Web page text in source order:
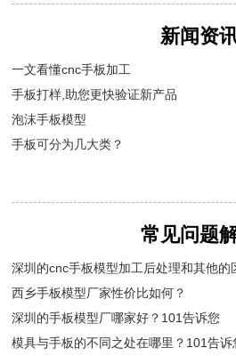
新闻资
一文看懂cnc手板加工
手板打样,助您更快验证新产品
泡沫手板模型
手板可分为几大类？
常见问题
深圳的cnc手板模型加工后处理和其他的
西乡手板模型厂家性价比如何？
深圳的手板模型厂哪家好？101告诉您
模具与手板的不同之处在哪里？101告诉